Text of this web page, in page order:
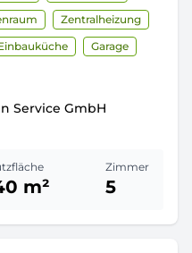
Zentralheizung
Garage
Service GmbH
m²
Zimmer
5